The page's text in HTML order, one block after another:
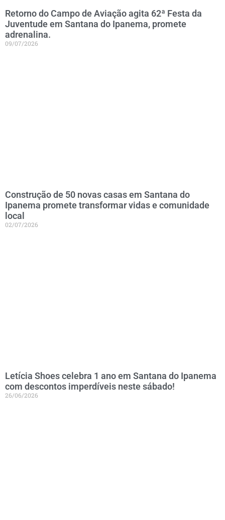
Retorno do Campo de Aviação agita 62ª Festa da
Juventude em Santana do Ipanema, promete
adrenalina.
09/07/2026
Construção de 50 novas casas em Santana do
Ipanema promete transformar vidas e comunidade
local
02/07/2026
Letícia Shoes celebra 1 ano em Santana do Ipanema
com descontos imperdíveis neste sábado!
26/06/2026